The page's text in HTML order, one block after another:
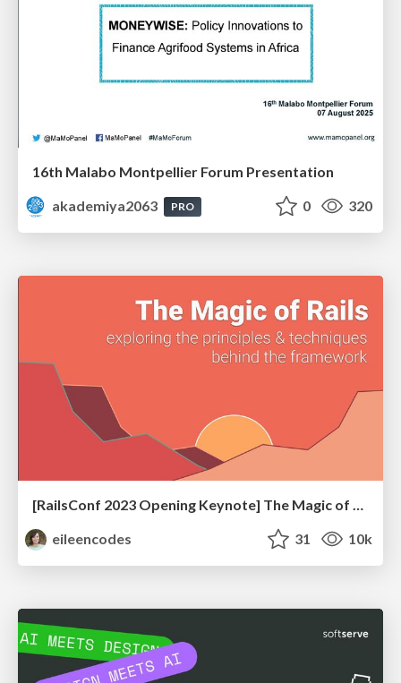
16th Malabo Montpellier Forum Presentation
akademiya2063
PRO 0 320
[RailsConf 2023 Opening Keynote] The Magic of Rails
eileencodes
31 10k